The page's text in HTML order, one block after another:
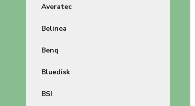
Averatec
Belinea
Benq
Bluedisk
BSI